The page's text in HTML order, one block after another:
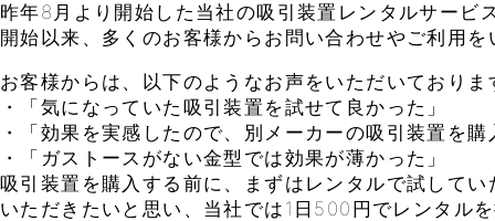
昨年8月より開始した当社の吸引装置レンタルサービ
開始以来、多くのお客様からお問い合わせやご利用
お客様からは、以下のようなお声をいただいておりま
・「気になっていた吸引装置を試せて良かった」
・「効果を実感したので、別メーカーの吸引装置を購
・「ガストースがない金型では効果が薄かった」
吸引装置を購入する前に、まずはレンタルで試して
いただきたいと思い、当社では1日500円でレンタル